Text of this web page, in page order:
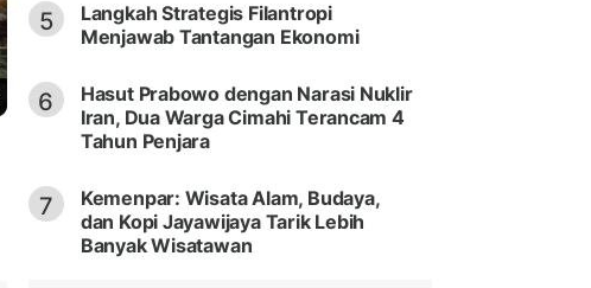
5
Langkah Strategis Filantropi
Menjawab Tantangan Ekonomi
6
Hasut Prabowo dengan Narasi Nuklir
Iran, Dua Warga Cimahi Terancam 4
Tahun Penjara
7
Kemenpar: Wisata Alam, Budaya,
dan Kopi Jayawijaya Tarik Lebih
Banyak Wisatawan